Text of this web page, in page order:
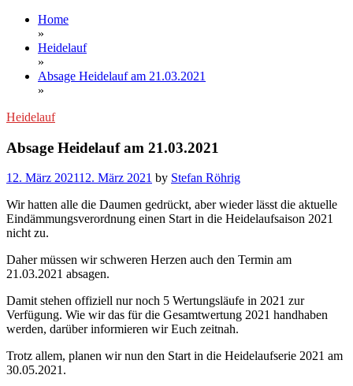
Home
»
Heidelauf
»
Absage Heidelauf am 21.03.2021
»
Heidelauf
Absage Heidelauf am 21.03.2021
12. März 202112. März 2021 by Stefan Röhrig
Wir hatten alle die Daumen gedrückt, aber wieder lässt die aktuelle
Eindämmungsverordnung einen Start in die Heidelaufsaison 2021
nicht zu.
Daher müssen wir schweren Herzen auch den Termin am
21.03.2021 absagen.
Damit stehen offiziell nur noch 5 Wertungsläufe in 2021 zur
Verfügung. Wie wir das für die Gesamtwertung 2021 handhaben
werden, darüber informieren wir Euch zeitnah.
Trotz allem, planen wir nun den Start in die Heidelaufserie 2021 am
30.05.2021.